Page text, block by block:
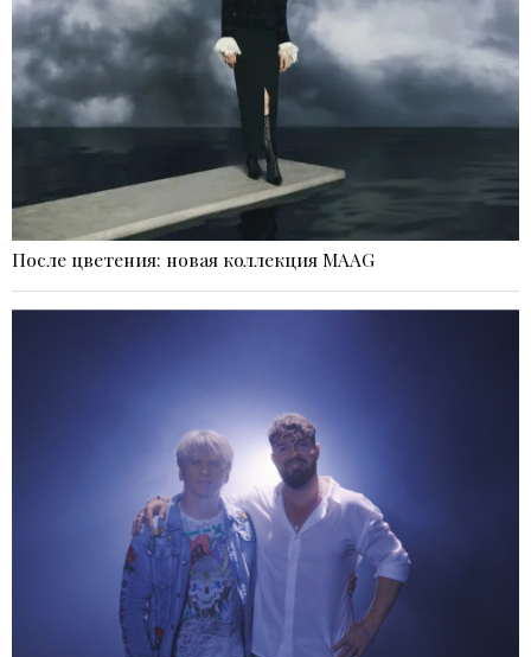
После цветения: новая коллекция MAAG